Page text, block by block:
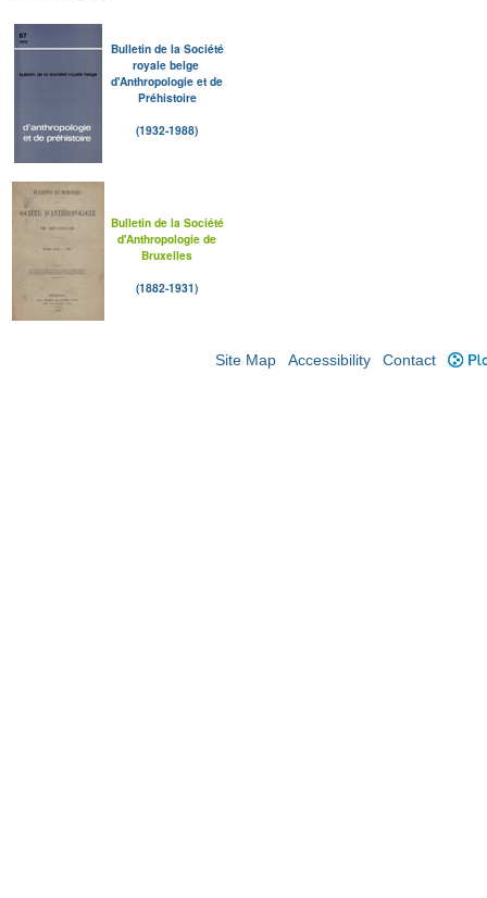
Bulletin de la Société
royale belge
d'Anthropologie et de
Préhistoire
(1932-1988)
Bulletin de la Société
d'Anthropologie de
Bruxelles
(1882-1931)
Site Map Accessibility Contact